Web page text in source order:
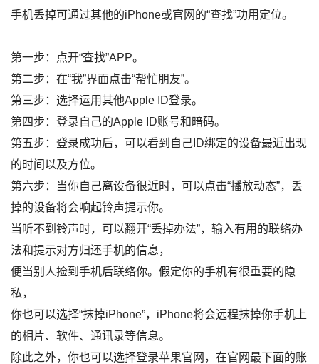
手机丢掉可通过其他的iPhone或官网的“查找”功用定位。
第一步：点开“查找”APP。
第二步：在“我”界面点击“帮忙朋友”。
第三步：选择运用其他Apple ID登录。
第四步：登录自己的Apple ID账号和暗码。
第五步：登录成功后，可以看到自己ID绑定的设备最近出现
的时间以及方位。
第六步：当你自己离设备很近时，可以点击“播放动态”，丢
掉的设备将会响起铃声提示你。
当听不到铃声时，可以翻开“丢掉办法”，输入有用的联络办
法和提示对方归还手机的信息，
便当别人捡到手机后联络你。假定你的手机有很重要的隐
私，
你也可以选择“抹掉iPhone”，iPhone将会远程抹掉你手机上
的相片、软件、通讯录等信息。
除此之外，你也可以选择登录苹果官网，在官网最下面的账